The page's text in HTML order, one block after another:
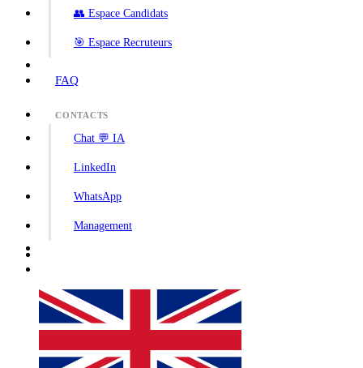
👥 Espace Candidats
🎯 Espace Recruteurs
FAQ
CONTACTS
Chat 💬 IA
LinkedIn
WhatsApp
Management